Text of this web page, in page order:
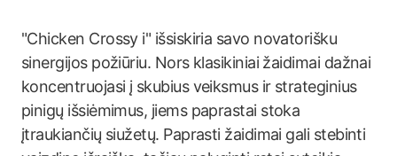
"Chicken Crossy i" išsiskiria savo novatorišku
sinergijos požiūriu. Nors klasikiniai žaidimai dažnai
koncentruojasi į skubius veiksmus ir strateginius
pinigų išsiėmimus, jiems paprastai stoka
įtraukiančių siužetų. Paprasti žaidimai gali stebinti